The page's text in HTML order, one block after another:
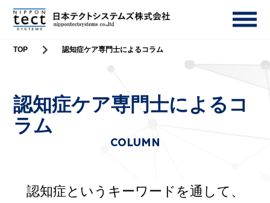
TOP 認知症ケア専門士によるコラム
認知症ケア専門士によるコ
ラム
COLUMN
認知症というキーワードを通して、